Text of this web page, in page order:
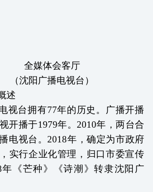
全媒体会客厅
（沈阳广播电视台 ）
述
视台拥有77年的历史。广播开播
开播于1979年。2010年，两台合
电视台。2018年，确定为市政府
实行企业化管理，归口市委宣传
年《芒种》《诗潮》转隶沈阳广